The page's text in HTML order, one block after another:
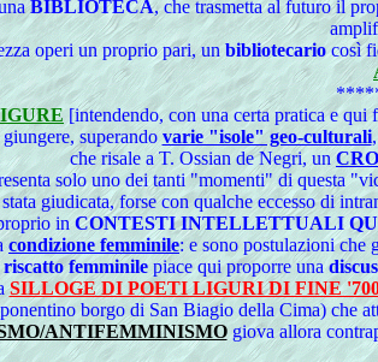
BIBLIOTECA, che trasmetta al futuro il
operi un proprio pari, unbibliotecariocosì
[intendendo, con una certa pratica e
superandovarie "isole" geo-culturali
che risale a T. Ossian de Negri, un
solo uno dei tanti "momenti" di questa
giudicata, forse con qualche eccesso di
in CONTESTI INTELLETTUALI
condizione femminile: e sono postulazioni che
riscatto femminile piace qui proporre una
SILLOGE DI POETI LIGURI DI FINE
ponentino borgo di San Biagio della Cima) che
ANTIFEMMINISMOgiova allora